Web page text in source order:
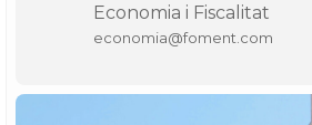
Economia i Fiscalitat
economia@foment.com